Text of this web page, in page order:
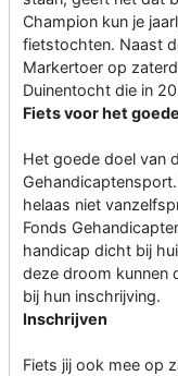
Champion kun je
fietstochten. Naast
Markertoer op
Duinentocht die in
Fiets voor het
Het goede doel van
helaas niet
Fonds
handicap dicht bij
deze droom kunnen
bij hun inschrijving.
Inschrijven
Fiets jij ook mee op